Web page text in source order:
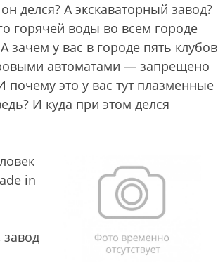
делся? А экскаваторный завод?
горячей воды во всем городе
зачем у вас в городе пять клубов
автоматами — запрещено
почему это у вас тут плазменные
И куда при этом делся
in